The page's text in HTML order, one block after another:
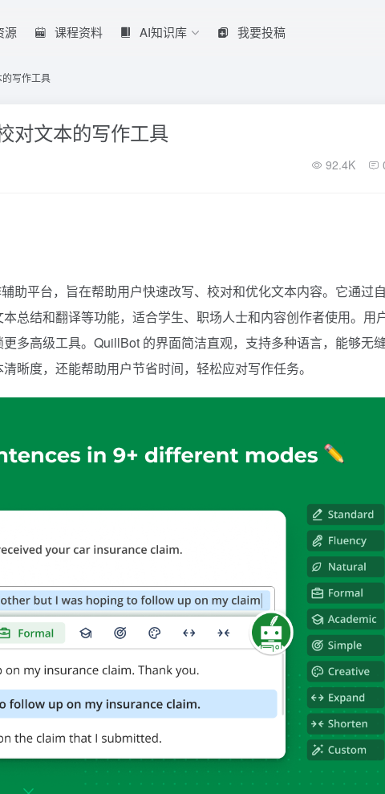
源 课程资料 AI知识库 我要投稿
写作工具
对文本的写作工具
92.4K
助平台，旨在帮助用户快速改写、校对和优化文本内容。它通过
总结和翻译等功能，适合学生、职场人士和内容创作者使用。用
多高级工具。QuillBot 的界面简洁直观，支持多种语言，能够无
晰度，还能帮助用户节省时间，轻松应对写作任务。